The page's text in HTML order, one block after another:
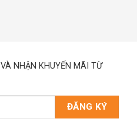
VÀ NHẬN KHUYẾN MÃI TỪ